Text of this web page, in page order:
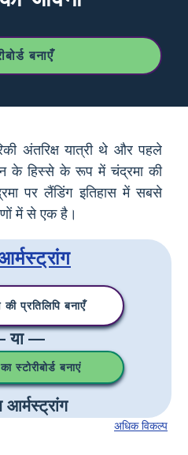
बनाएँ
अंतरिक्ष यात्री थे और पहले
के हिस्से के रूप में चंद्रमा की
पर लैंडिंग इतिहास में सबसे
में से एक है।
प्रतिलिपि बनाएँ
या —
स्टोरीबोर्ड बनाएं
अधिक विकल्प